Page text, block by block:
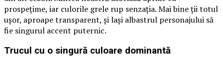
prospețime, iar culorile grele rup senzația. Mai bine ții totul
ușor, aproape transparent, și lași albastrul personajului să
fie singurul accent puternic.
Trucul cu o singură culoare dominantă